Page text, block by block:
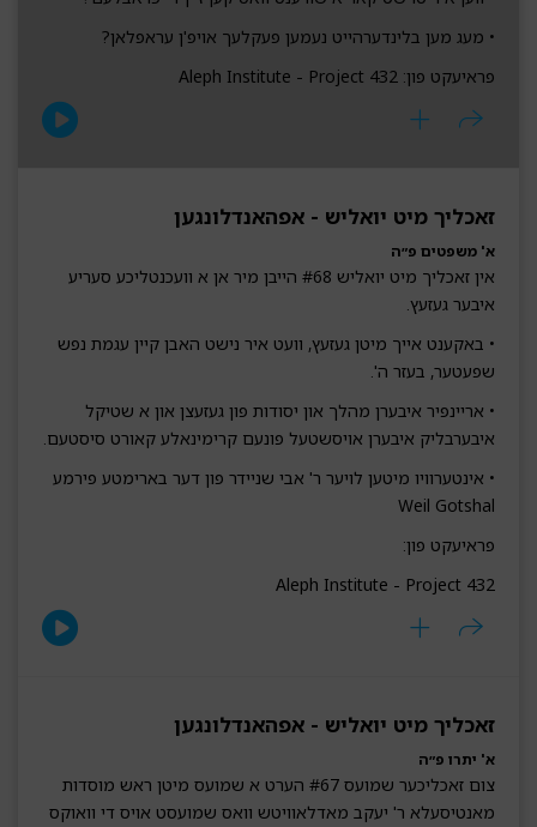
• מעג מען בלינדערהייט נעמען פעקלעך אויפ'ן עראפלאן?
פראיעקט פון: Aleph Institute - Project 432
זאכליך מיט יואליש - אפהאנדלונגען
א' משפטים פ״ה
אין זאכליך מיט יואליש #68 הייבן מיר אן א וועכנטליכע סעריע
איבער געזעץ.
• באקענט אייך מיטן געזעץ, וועט איר נישט האבן קיין עגמת נפש
שפעטער, בעזר ה'.
• אריינפיר איבערן מהלך און יסודות פון געזעצן און א שטיקל
איבערבליק איבערן אויסשטעל פונעם קרימינאלע קאורט סיסטעם.
• אינטערוויו מיטען לויער ר' אבי שניידר פון דער בארימטע פירמע
Weil Gotshal
פראיעקט פון:
Aleph Institute - Project 432
זאכליך מיט יואליש - אפהאנדלונגען
א' יתרו פ״ה
צום זאכליכער שמועס #67 הערט א שמועס מיטן ראש מוסדות
מאנטיסעלא ר' יעקב מאדלאוויטש וואס שמועסט אויס די וואוקס